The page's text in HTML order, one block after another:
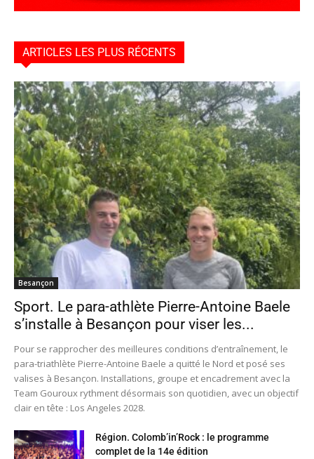
ARTICLES LES PLUS RÉCENTS
Besançon
Sport. Le para-athlète Pierre-Antoine Baele
s’installe à Besançon pour viser les...
Pour se rapprocher des meilleures conditions d’entraînement, le
para-triathlète Pierre-Antoine Baele a quitté le Nord et posé ses
valises à Besançon. Installations, groupe et encadrement avec la
Team Gouroux rythment désormais son quotidien, avec un objectif
clair en tête : Los Angeles 2028.
Région. Colomb’in’Rock : le programme
complet de la 14e édition